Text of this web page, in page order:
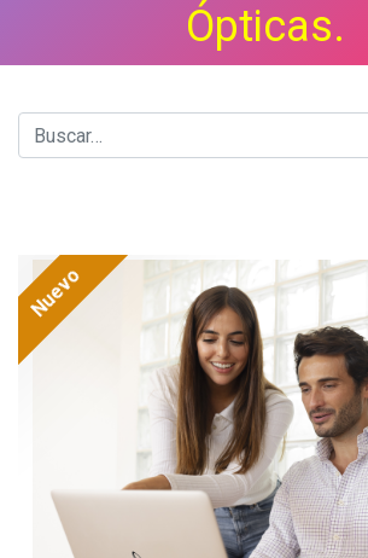
Ópticas.
Nuevo